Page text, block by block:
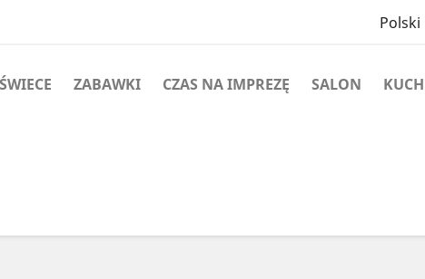
Polski
ŚWIECE ZABAWKI CZAS NA IMPREZĘ SALON